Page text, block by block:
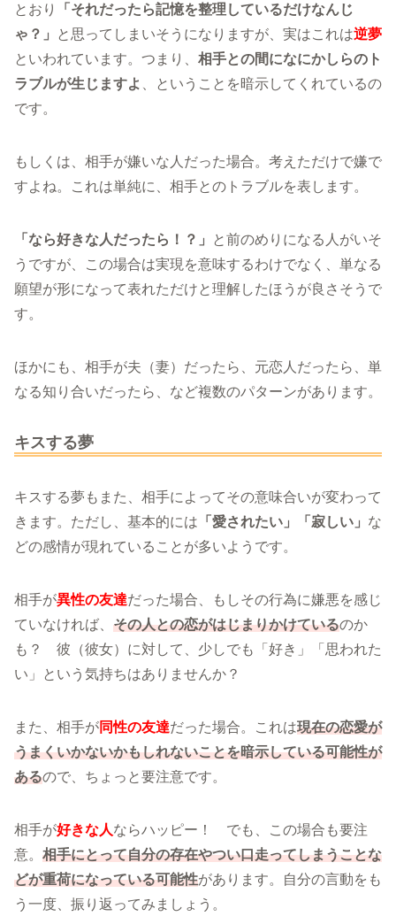
とおり
「それだったら記憶を整理しているだけなんじ
ゃ？」
と思ってしまいそうになりますが、実はこれは逆夢
といわれています。つまり、 相手との間になにかしらのト
ラブルが生じますよ
、ということを暗示してくれているの
です。
もしくは、相手が嫌いな人だった場合。考えただけで嫌で
すよね。これは単純に、相手とのトラブルを表します。
「なら好きな人だったら！？」
と前のめりになる人がいそ
うですが、この場合は実現を意味するわけでなく、単なる
願望が形になって表れただけと理解したほうが良さそうで
す。
ほかにも、相手が夫（妻）だったら、元恋人だったら、単
なる知り合いだったら、など複数のパターンがあります。
キスする夢
キスする夢もまた、相手によってその意味合いが変わって
きます。ただし、基本的には 「愛されたい」「寂しい」 な
どの感情が現れていることが多いようです。
相手が異性の友達だった場合、もしその行為に嫌悪を感じ
ていなければ、 その人との恋がはじまりかけているのか
も？ 彼（彼女）に対して、少しでも「好き」「思われた
い」という気持ちはありませんか？
また、相手が同性の友達だった場合。これは現在の恋愛が
うまくいかないかもしれないことを暗示している可能性が
あるので、ちょっと要注意です。
相手が好きな人ならハッピー！ でも、この場合も要注
意。 相手にとって自分の存在やつい口走ってしまうことな
どが重荷になっている可能性があります。自分の言動をも
う一度、振り返ってみましょう。